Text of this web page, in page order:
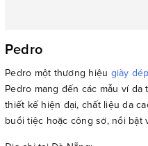
Pedro
Pedro một thương hiệu giày dép
Pedro mang đến các mẫu ví
thiết kế hiện đại, chất liệu da
buổi tiệc hoặc công sở, nổi bật